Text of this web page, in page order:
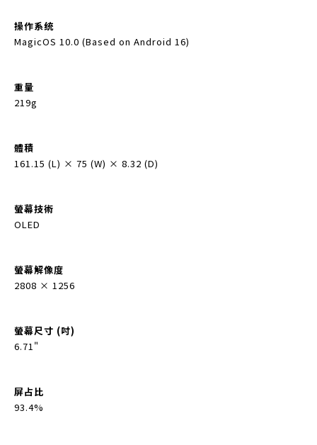
操作系统
MagicOS 10.0 (Based on Android 16)
重量
219g
體積
161.15 (L) × 75 (W) × 8.32 (D)
螢幕技術
OLED
螢幕解像度
2808 × 1256
螢幕尺寸 (吋)
6.71"
屏占比
93.4%